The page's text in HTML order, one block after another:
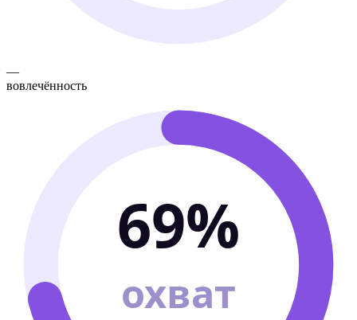
—
вовлечённость
69%
охват